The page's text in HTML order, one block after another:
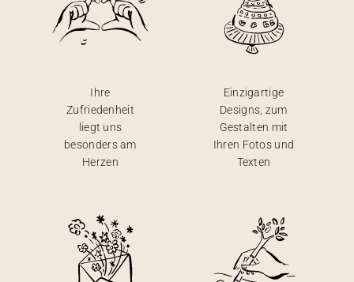
Ihre
Zufriedenheit
liegt uns
besonders am
Herzen
Einzigartige
Designs, zum
Gestalten mit
Ihren Fotos und
Texten